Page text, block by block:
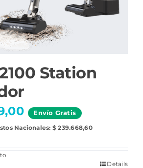
Station
Envío Gratis
Nacionales: $ 239.668,60
Details